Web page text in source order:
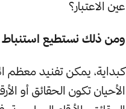
عين الاعتبار؟
ومن ذلك نستطيع
كبداية، يمكن تفنيد معظم
الأحيان تكون الحقائق أو